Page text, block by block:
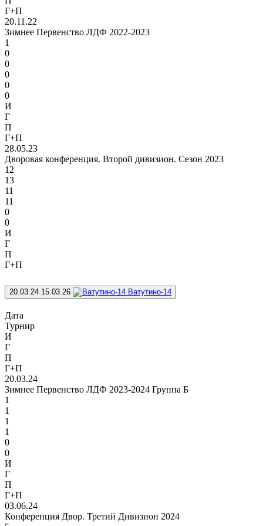
Г+П
20.11.22
Зимнее Первенство ЛДФ 2022-2023
1
0
0
0
0
0
И
Г
П
Г+П
28.05.23
Дворовая конференция. Второй дивизион. Сезон 2023
12
13
11
11
0
0
И
Г
П
Г+П
20.03.24 15.03.26 Ватутино-14
Дата
Турнир
И
Г
П
Г+П
20.03.24
Зимнее Первенство ЛДФ 2023-2024 Группа Б
1
1
1
1
0
0
И
Г
П
Г+П
03.06.24
Конференция Двор. Третий Дивизион 2024